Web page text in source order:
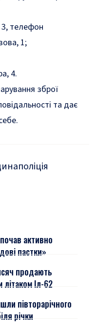
телефон
1;
4.
зброї
та дає
поліція
активно
пастки»
продають
Іл-62
півторарічного
річки